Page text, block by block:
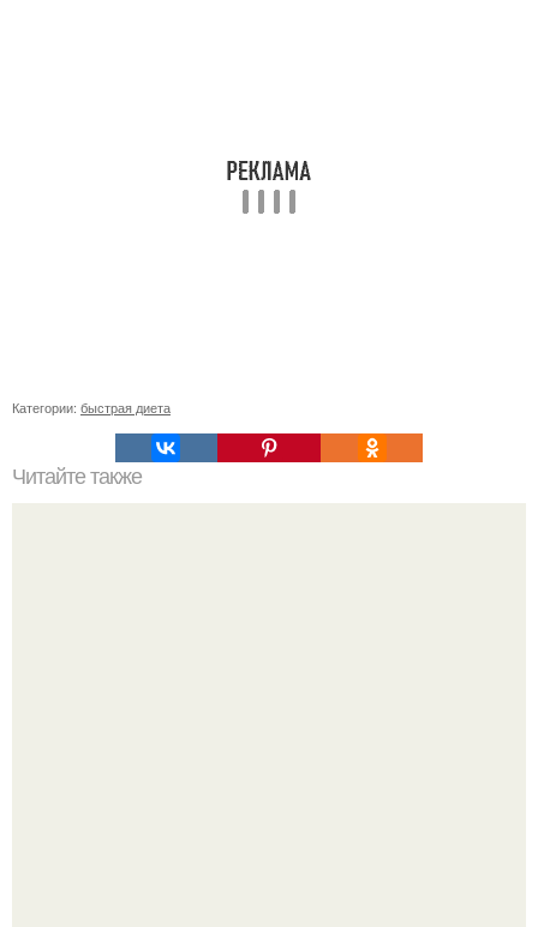
Категории: быстрая диета
Читайте также